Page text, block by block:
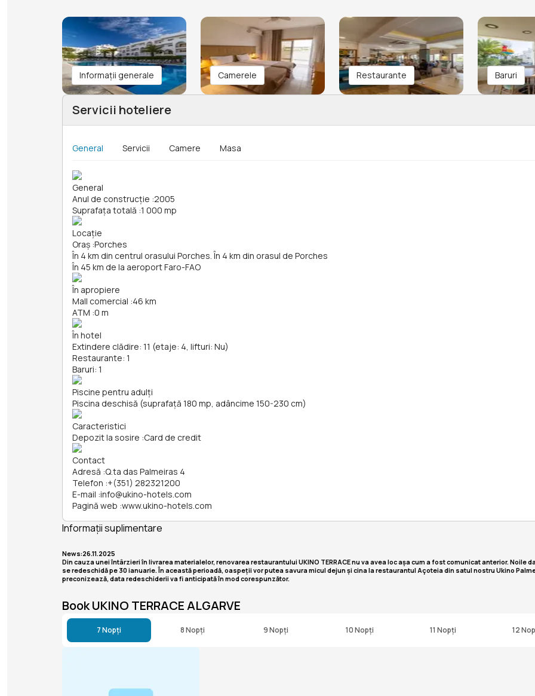
Informații generale Camerele Restaurante Baruri
Servicii hoteliere
General Servicii Camere Masa
General
Anul de construcție :2005
Suprafața totală :1 000 mp
Locație
Oraș :Porches
În 4 km din centrul orasului Porches. În 4 km din orasul de Porches
În 45 km de la aeroport Faro-FAO
În apropiere
Mall comercial :46 km
ATM :0 m
În hotel
Extindere clădire: 11 (etaje: 4, lifturi: Nu)
Restaurante: 1
Baruri: 1
Piscine pentru adulți
Piscina deschisă (suprafață 180 mp, adâncime 150-230 cm)
Caracteristici
Depozit la sosire :Card de credit
Contact
Adresă :Q.ta das Palmeiras 4
Telefon :+(351) 282321200
E-mail :info@ukino-hotels.com
Pagină web :www.ukino-hotels.com
Informații suplimentare
News:26.11.2025
Din cauza unei întârzieri în livrarea materialelor, renovarea restaurantului UKINO TERRACE nu va avea loc așa cum a fost comunicat anterior. Noile
se redeschidă pe 30 ianuarie. În această perioadă, oaspeții vor putea savura micul dejun și cina la restaurantul Açoteia din satul nostru Ukino
preconizează, data redeschiderii va fi anticipată în mod corespunzător.
Book UKINO TERRACE ALGARVE
7 Nopți 8 Nopți 9 Nopți 10 Nopți 11 Nopți 12